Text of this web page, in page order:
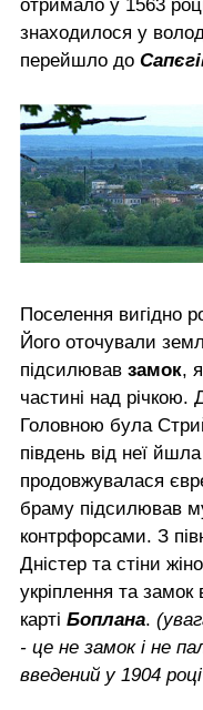
отримало у 1563
знаходилося у
перейшло до
Поселення вигідно
Його оточували
підсилював замок,
частині над
Головною була
південь від неї
продовжувалася
браму підсилював
контрфорсами. З
Дністер та стіни
укріплення та
карті Боплана.
- це не замок і не
введений у 1904